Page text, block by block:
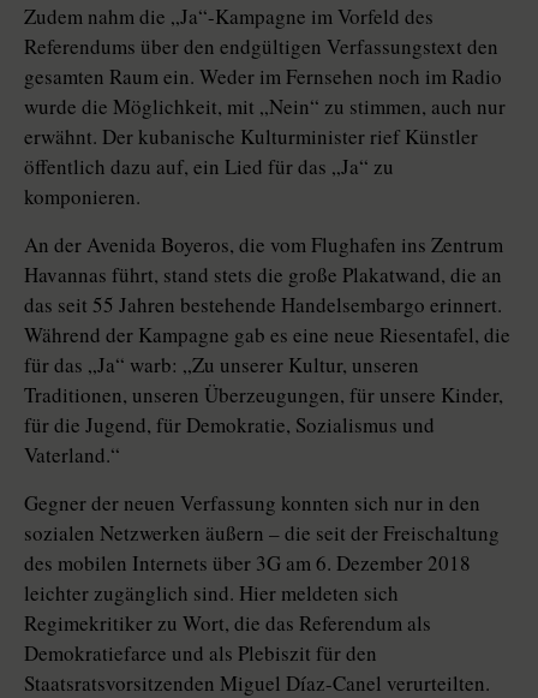
Zudem nahm die „Ja“-Kampagne im Vorfeld des
Referendums über den endgültigen Verfassungstext den
gesamten Raum ein. Weder im Fernsehen noch im Radio
wurde die Möglichkeit, mit „Nein“ zu stimmen, auch nur
erwähnt. Der kubanische Kulturminister rief Künstler
öffentlich dazu auf, ein Lied für das „Ja“ zu
komponieren.
An der Avenida Boyeros, die vom Flughafen ins Zentrum
Havannas führt, stand stets die große Plakatwand, die an
das seit 55 Jahren bestehende Handelsembargo erinnert.
Während der Kampagne gab es eine neue Riesentafel, die
für das „Ja“ warb: „Zu unserer Kultur, unseren
Traditionen, unseren Überzeugungen, für unsere Kinder,
für die Jugend, für Demokratie, Sozialismus und
Vaterland.“
Gegner der neuen Verfassung konnten sich nur in den
sozialen Netzwerken äußern – die seit der Freischaltung
des mobilen Internets über 3G am 6. Dezember 2018
leichter zugänglich sind. Hier meldeten sich
Regimekritiker zu Wort, die das Referendum als
Demokratiefarce und als Plebiszit für den
Staatsratsvorsitzenden Miguel Díaz-Canel verurteilten.